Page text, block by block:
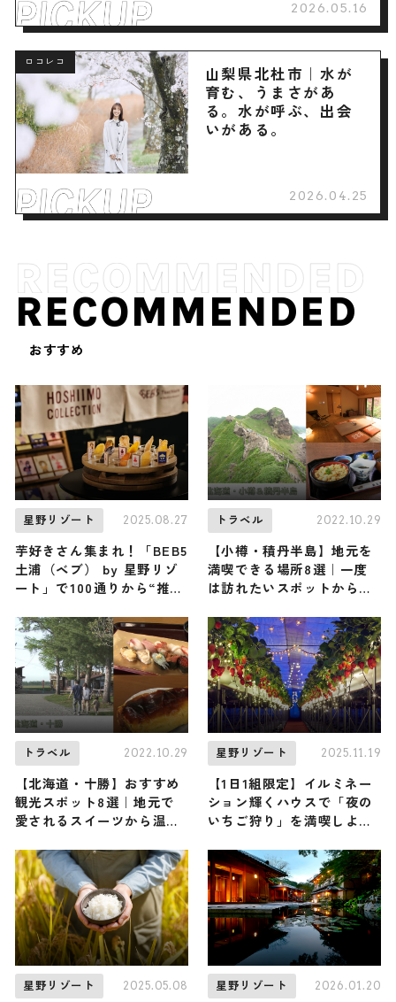
2026.05.16
ロコレコ
山梨県北杜市｜水が
育む、うまさがあ
る。水が呼ぶ、出会
いがある。
2026.04.25
RECOMMENDED
おすすめ
星野リゾート 2025.08.27
芋好きさん集まれ！「BEB5
土浦（ベブ） by 星野リゾ
ート」で100通りから“推し
コレクション」初開催
トラベル 2022.10.29
【小樽・積丹半島】地元を
満喫できる場所8選｜一度
は訪れたいスポットから地
ご紹介
トラベル 2022.10.29
【北海道・十勝】おすすめ
観光スポット8選｜地元で
愛されるスイーツから温泉
星野リゾート 2025.11.19
【1日1組限定】イルミネー
ション輝くハウスで「夜の
いちご狩り」を満喫しよう
トストロベリーツアー』1月
6日から開催
星野リゾート 2025.05.08 星野リゾート 2026.01.20